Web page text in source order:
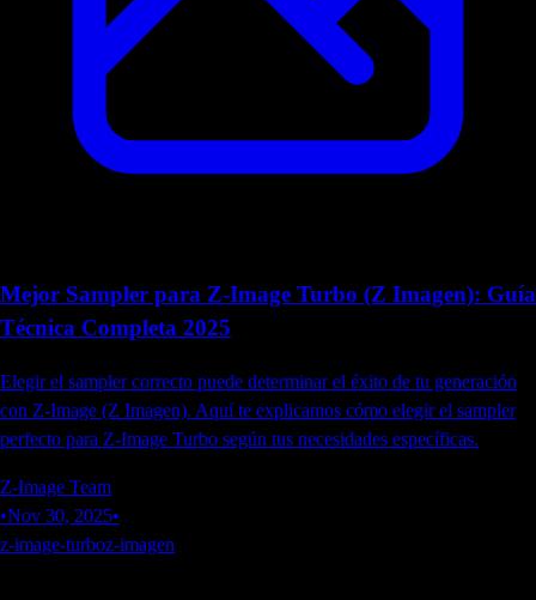
Mejor Sampler para Z-Image Turbo (Z Imagen): Guía
Técnica Completa 2025
Elegir el sampler correcto puede determinar el éxito de tu generación
con Z-Image (Z Imagen). Aquí te explicamos cómo elegir el sampler
perfecto para Z-Image Turbo según tus necesidades específicas.
Z-Image Team
•Nov 30, 2025•
z-image-turboz-imagen